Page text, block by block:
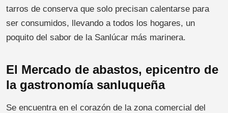
tarros de conserva que solo precisan calentarse para
ser consumidos, llevando a todos los hogares, un
poquito del sabor de la Sanlúcar más marinera.
El Mercado de abastos, epicentro de
la gastronomía sanluqueña
Se encuentra en el corazón de la zona comercial del